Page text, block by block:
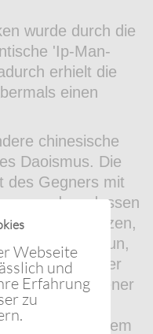
Webseite
und
Erfahrung
zu
wurde durch die
'Ip-Man-
erhielt die
einen
chinesische
Daoismus. Die
des Gegners mit
sondern dessen
zu nutzen,
Das WingTsun,
Alexander
fortgeschrittener
d. h. die
in besonderem